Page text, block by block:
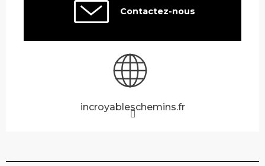
Contactez-nous
incroyableschemins.fr